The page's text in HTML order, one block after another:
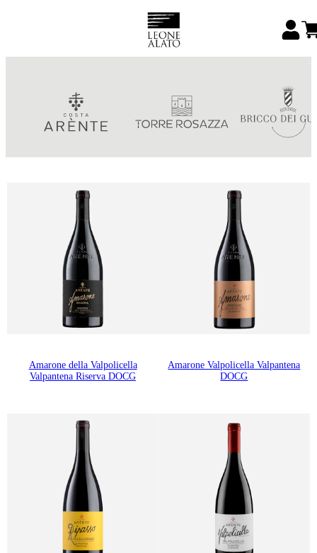
Amarone della Valpolicella
Valpantena Riserva DOCG
Amarone Valpolicella Valpantena
DOCG